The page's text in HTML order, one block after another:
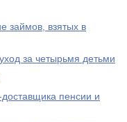
займов, взятых в
за четырьмя детьми
пенсии и